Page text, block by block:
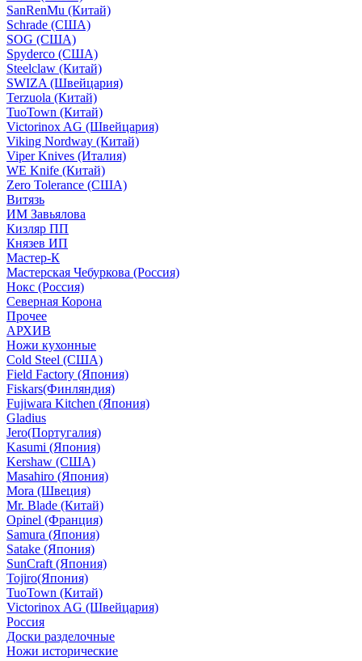
SanRenMu (Китай)
Schrade (США)
SOG (США)
Spyderco (США)
Steelclaw (Китай)
SWIZA (Швейцария)
Terzuola (Китай)
TuoTown (Китай)
Victorinox AG (Швейцария)
Viking Nordway (Китай)
Viper Knives (Италия)
WE Knife (Китай)
Zero Tolerance (США)
Витязь
ИМ Завьялова
Кизляр ПП
Князев ИП
Мастер-К
Мастерская Чебуркова (Россия)
Нокс (Россия)
Северная Корона
Прочее
АРХИВ
Ножи кухонные
Cold Steel (США)
Field Factory (Япония)
Fiskars(Финляндия)
Fujiwara Kitchen (Япония)
Gladius
Jero(Португалия)
Kasumi (Япония)
Kershaw (США)
Masahiro (Япония)
Mora (Швеция)
Mr. Blade (Китай)
Opinel (Франция)
Samura (Япония)
Satake (Япония)
SunCraft (Япония)
Tojiro(Япония)
TuoTown (Китай)
Victorinox AG (Швейцария)
Россия
Доски разделочные
Ножи исторические